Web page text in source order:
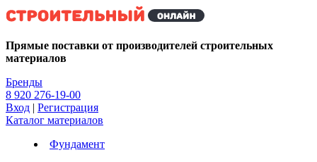
Kg
Прямые поставки от производителей строительных
материалов
Бренды
8 920 276-19-00
Вход | Регистрация
Каталог материалов
Фундамент